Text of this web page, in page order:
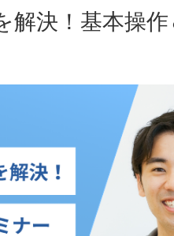
解決！基本操